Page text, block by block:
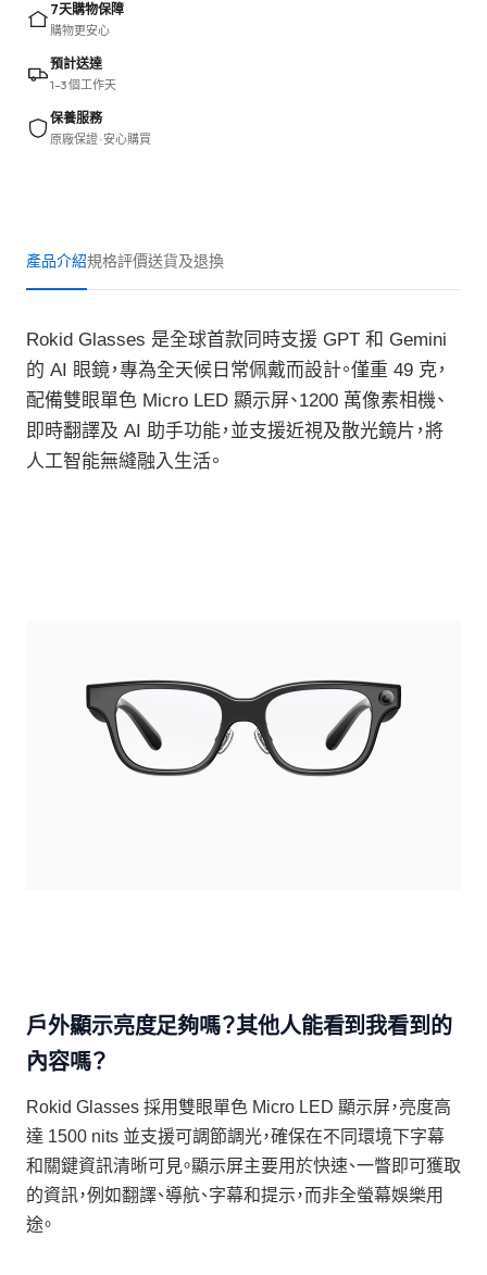
7天購物保障
購物更安心
預計送達
1–3 個工作天
保養服務
原廠保證 · 安心購買
產品介紹規格評價送貨及退換
Rokid Glasses 是全球首款同時支援 GPT 和 Gemini
的 AI 眼鏡，專為全天候日常佩戴而設計。僅重 49 克，
配備雙眼單色 Micro LED 顯示屏、1200 萬像素相機、
即時翻譯及 AI 助手功能，並支援近視及散光鏡片，將
人工智能無縫融入生活。
戶外顯示亮度足夠嗎？其他人能看到我看到的
內容嗎？
Rokid Glasses 採用雙眼單色 Micro LED 顯示屏，亮度高
達 1500 nits 並支援可調節調光，確保在不同環境下字幕
和關鍵資訊清晰可見。顯示屏主要用於快速、一瞥即可獲取
的資訊，例如翻譯、導航、字幕和提示，而非全螢幕娛樂用
途。